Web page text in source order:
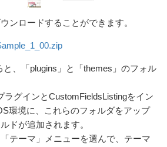
ンロードすることができます。
、「plugins」と「themes」のフォル
ラグインとCustomFieldsListingをイン
環境に、これらのフォルダをアップ
ドが追加されます。
テーマ」メニューを選んで、テーマ